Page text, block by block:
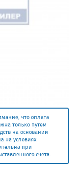
что оплата
только путем
на основании
на условиях
при
счета.